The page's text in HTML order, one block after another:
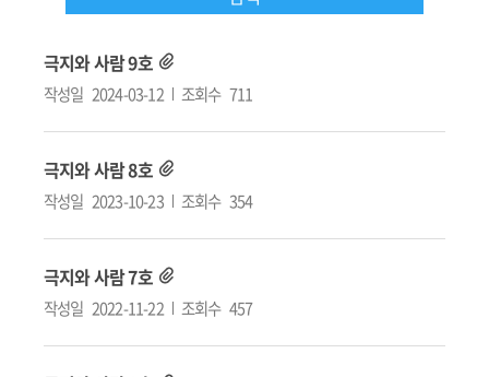
극지와 사람 9호
작성일 2024-03-12 조회수 711
극지와 사람 8호
작성일 2023-10-23 조회수 354
극지와 사람 7호
작성일 2022-11-22 조회수 457